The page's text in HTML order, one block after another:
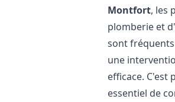
Montfort, les
plomberie et
sont
une
efficace. C'est
essentiel de